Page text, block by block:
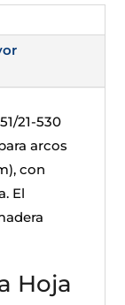
51/21-530
arcos
con
El
Hoja